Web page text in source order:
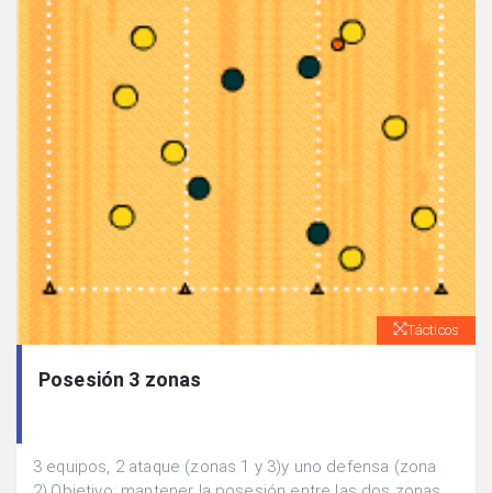
Tácticos
Posesión 3 zonas
3 equipos, 2 ataque (zonas 1 y 3)y uno defensa (zona